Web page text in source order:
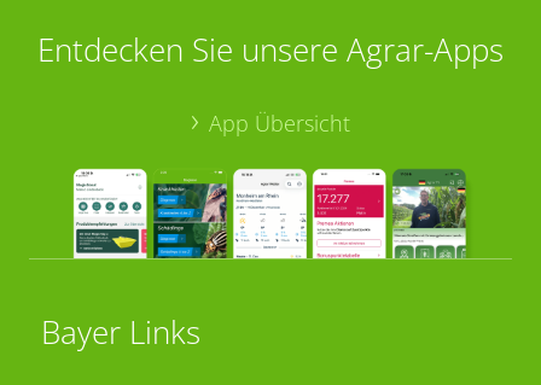
Entdecken Sie unsere Agrar-Apps
App Übersicht
Bayer Links